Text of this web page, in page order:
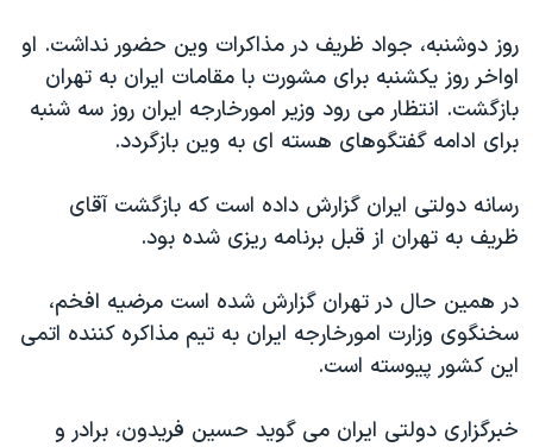
روز دوشنبه، جواد ظریف در مذاکرات وین حضور نداشت. او
اواخر روز یکشنبه برای مشورت با مقامات ایران به تهران
بازگشت. انتظار می رود وزیر امورخارجه ایران روز سه شنبه
برای ادامه گفتگوهای هسته ای به وین بازگردد.
رسانه دولتی ایران گزارش داده است که بازگشت آقای
ظریف به تهران از قبل برنامه ریزی شده بود.
در همین حال در تهران گزارش شده است مرضیه افخم،
سخنگوی وزارت امورخارجه ایران به تیم مذاکره کننده اتمی
این کشور پیوسته است.
خبرگزاری دولتی ایران می گوید حسین فریدون، برادر و